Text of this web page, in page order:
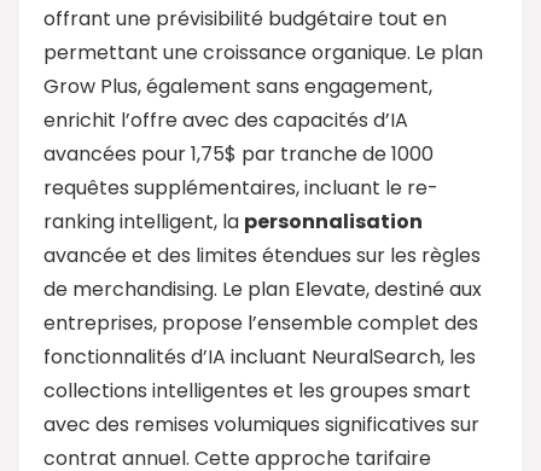
offrant une prévisibilité budgétaire tout en
permettant une croissance organique. Le plan
Grow Plus, également sans engagement,
enrichit l’offre avec des capacités d’IA
avancées pour 1,75$ par tranche de 1000
requêtes supplémentaires, incluant le re-
ranking intelligent, la personnalisation
avancée et des limites étendues sur les règles
de merchandising. Le plan Elevate, destiné aux
entreprises, propose l’ensemble complet des
fonctionnalités d’IA incluant NeuralSearch, les
collections intelligentes et les groupes smart
avec des remises volumiques significatives sur
contrat annuel. Cette approche tarifaire